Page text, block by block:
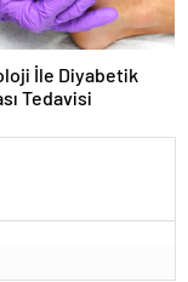
İle Diyabetik
Tedavisi